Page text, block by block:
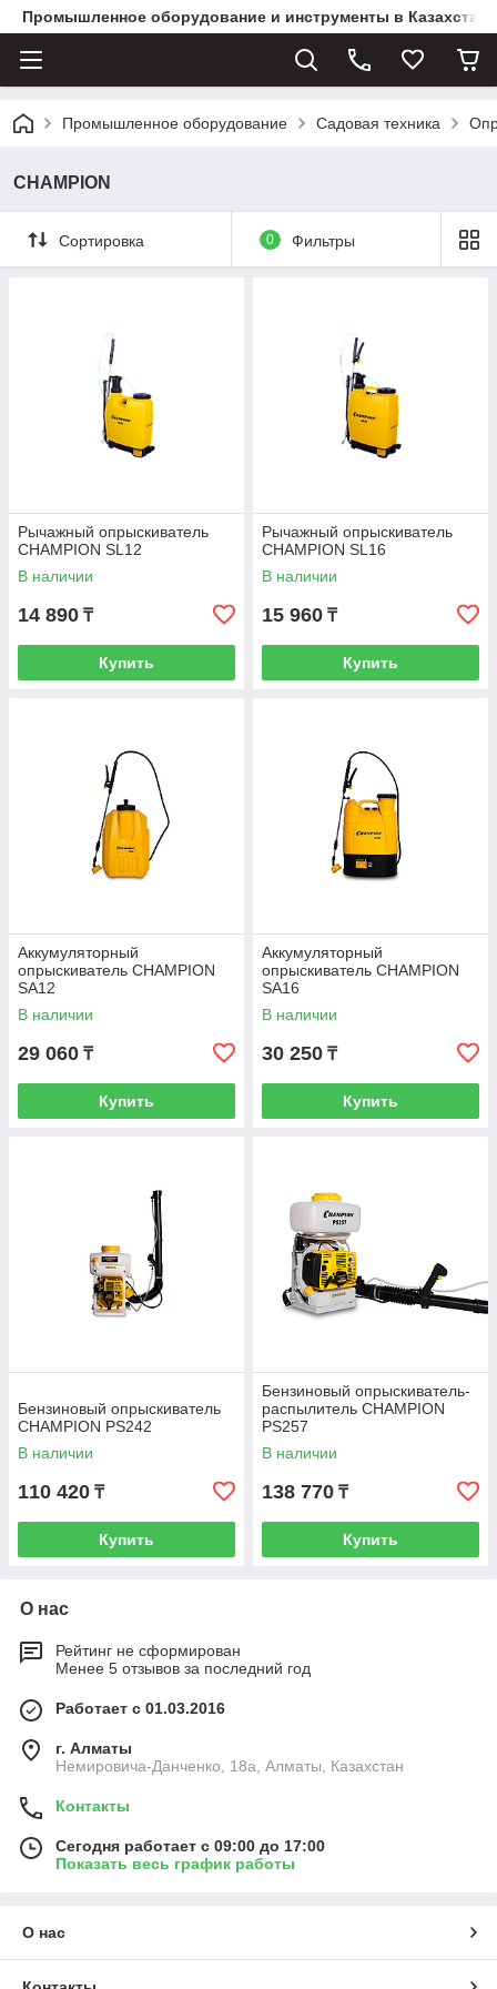
Промышленное оборудование и инструменты в
Промышленное оборудование Садовая техника
CHAMPION
Сортировка 0 Фильтры
Рычажный опрыскиватель
CHAMPION SL12
В наличии
14 890 ₸
Купить
Рычажный опрыскиватель
CHAMPION SL16
В наличии
15 960 ₸
Купить
Аккумуляторный
опрыскиватель CHAMPION
SA12
В наличии
29 060 ₸
Купить
Аккумуляторный
опрыскиватель CHAMPION
SA16
В наличии
30 250 ₸
Купить
Бензиновый опрыскиватель
CHAMPION PS242
В наличии
110 420 ₸
Купить
Бензиновый опрыскиватель-
распылитель CHAMPION
PS257
В наличии
138 770 ₸
Купить
О нас
Рейтинг не сформирован
Менее 5 отзывов за последний год
Работает с 01.03.2016
г. Алматы
Немировича-Данченко, 18а, Алматы, Казахстан
Контакты
Сегодня работает с 09:00 до 17:00
Показать весь график работы
О нас